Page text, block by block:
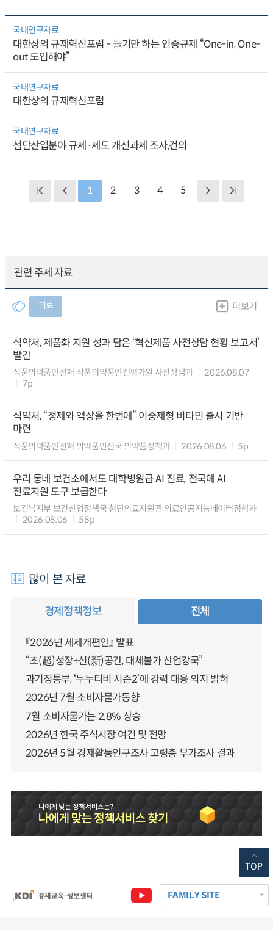
국내연구자료
대한상의 규제혁신포럼 - 늘기만 하는 인증규제 “One-in, One-
out 도입해야”
국내연구자료
대한상의 규제혁신포럼
국내연구자료
첨단산업분야 규제·제도 개선과제 조사,건의
1 2 3 4 5
관련 주제 자료
의료 더보기
식약처, 제품화 지원 성과 담은 ‘혁신제품 사전상담 현황 보고서’
발간
식품의약품안전처 식품의약품안전평가원 사전상담과
2026.08.07
7p
식약처, “정제와 액상을 한번에” 이중제형 비타민 출시 기반
마련
식품의약품안전처 의약품안전국 의약품정책과 2026.08.06 5p
우리 동네 보건소에서도 대학병원급 AI 진료, 전국에 AI
진료지원 도구 보급한다
보건복지부 보건산업정책국 첨단의료지원관 의료인공지능데이터정책과
2026.08.06
58p
많이 본 자료
경제정책정보 전체
『2026년 세제개편안』 발표
“초(超)성장+신(新)공간, 대체불가 산업강국”
과기정통부, ‘누누티비 시즌2’에 강력 대응 의지 밝혀
2026년 7월 소비자물가동향
7월 소비자물가는 2.8% 상승
2026년 한국 주식시장 여건 및 전망
2026년 5월 경제활동인구조사 고령층 부가조사 결과
FAMILY SITE
TOP